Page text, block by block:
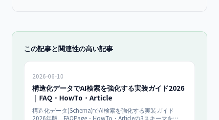
この記事と関連性の高い記事
2026-06-10
構造化データでAI検索を強化する実装ガイド2026
｜FAQ・HowTo・Article
構造化データ(Schema)でAI検索を強化する実装ガイド
2026年版。FAQPage・HowTo・Articleの3スキーマを